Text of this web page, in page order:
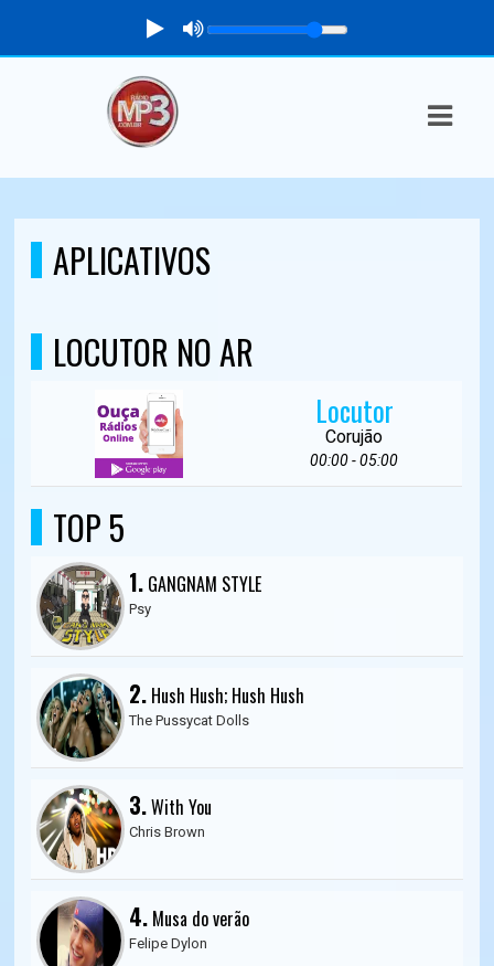
APLICATIVOS
LOCUTOR NO AR
Locutor
Corujão
00:00 - 05:00
TOP 5
1. GANGNAM STYLE
Psy
2. Hush Hush; Hush Hush
The Pussycat Dolls
3.With You
Chris Brown
4. Musa do verão
Felipe Dylon